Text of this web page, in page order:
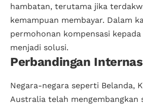
hambatan, terutama jika
kemampuan membayar. Dalam
permohonan kompensasi kepada
menjadi solusi.
Perbandingan
Negara-negara seperti Belanda,
Australia telah mengembangkan